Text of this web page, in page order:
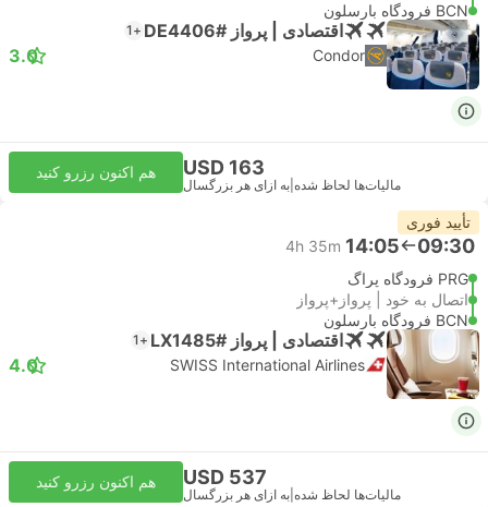
BCN فرودگاه بارسلون
اقتصادی | پرواز #DE4406 +1
Condor
3.0
USD 163
مالیات‌ها لحاظ شده به ازای هر بزرگسال
هم اکنون رزرو کنید
تأیید فوری
09:30
14:05
4h 35m
PRG فرودگاه پراگ
اتصال به خود | پرواز+پرواز
BCN فرودگاه بارسلون
اقتصادی | پرواز #LX1485 +1
SWISS International Airlines
4.0
USD 537
مالیات‌ها لحاظ شده به ازای هر بزرگسال
هم اکنون رزرو کنید